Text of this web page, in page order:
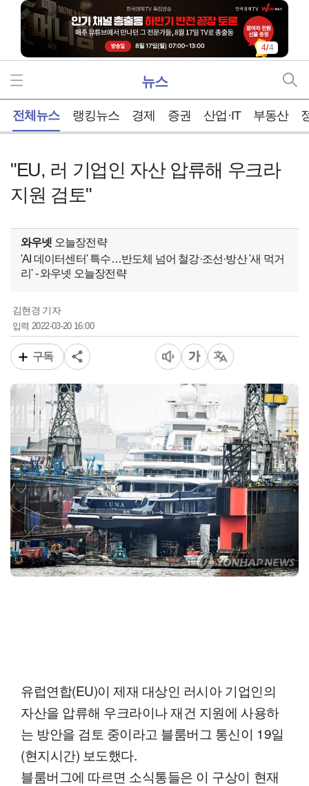
4/4
뉴스
전체뉴스 랭킹뉴스 경제 증권 산업·IT 부동산
"EU, 러 기업인 자산 압류해 우크라
지원 검토"
와우넷 오늘장전략
'AI 데이터센터' 특수…반도체 넘어 철강·조선·방산 '새 먹거
리' - 와우넷 오늘장전략
김현경 기자
입력2022-03-20 16:00
구독
유럽연합(EU)이 제재 대상인 러시아 기업인의
자산을 압류해 우크라이나 재건 지원에 사용하
는 방안을 검토 중이라고 블룸버그 통신이 19일
(현지시간) 보도했다.
블룸버그에 따르면 소식통들은 이 구상이 현재